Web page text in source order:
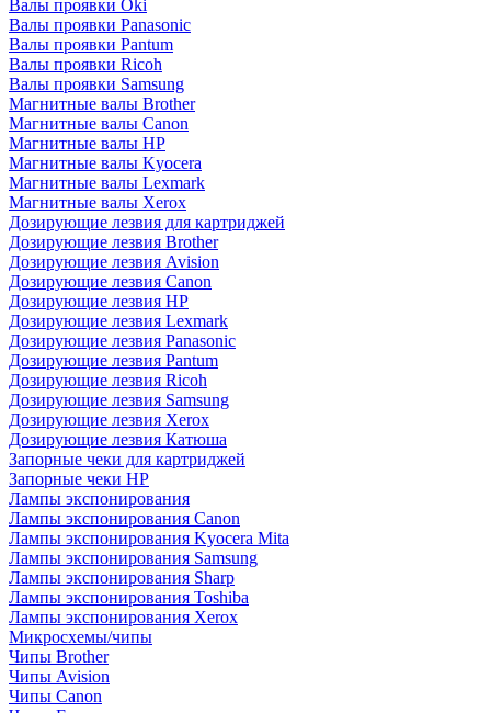
Валы проявки Oki
Валы проявки Panasonic
Валы проявки Pantum
Валы проявки Ricoh
Валы проявки Samsung
Магнитные валы Brother
Магнитные валы Canon
Магнитные валы HP
Магнитные валы Kyocera
Магнитные валы Lexmark
Магнитные валы Xerox
Дозирующие лезвия для картриджей
Дозирующие лезвия Brother
Дозирующие лезвия Avision
Дозирующие лезвия Canon
Дозирующие лезвия HP
Дозирующие лезвия Lexmark
Дозирующие лезвия Panasonic
Дозирующие лезвия Pantum
Дозирующие лезвия Ricoh
Дозирующие лезвия Samsung
Дозирующие лезвия Xerox
Дозирующие лезвия Катюша
Запорные чеки для картриджей
Запорные чеки HP
Лампы экспонирования
Лампы экспонирования Canon
Лампы экспонирования Kyocera Mita
Лампы экспонирования Samsung
Лампы экспонирования Sharp
Лампы экспонирования Toshiba
Лампы экспонирования Xerox
Микросхемы/чипы
Чипы Brother
Чипы Avision
Чипы Canon